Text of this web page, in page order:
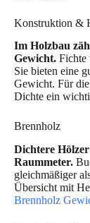
Konstruktion &
Im Holzbau
Gewicht. Fichte
Sie bieten eine
Gewicht. Für die
Dichte ein
Brennholz
Dichtere
Raummeter.
gleichmäßiger
Übersicht mit
Brennholz